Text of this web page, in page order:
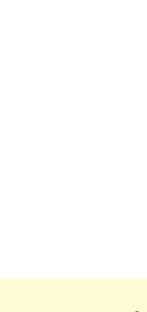
смешные истории, клипы!
карикатуры, шаржи, стихи,